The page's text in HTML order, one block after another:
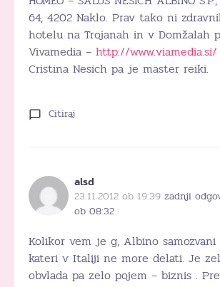
64, 4202 Naklo. Prav tako ni
hotelu na Trojanah in v Domžalah
Vivamedia – http://www.viamedia.si/
Cristina Nesich pa je master reiki.
Citiraj
alsd
23.11.2012 ob 19:39 zadnji
ob 08:32
Kolikor vem je g, Albino samozvani
kateri v Italiji ne more delati. Je
obvlada pa zelo pojem – biznis .